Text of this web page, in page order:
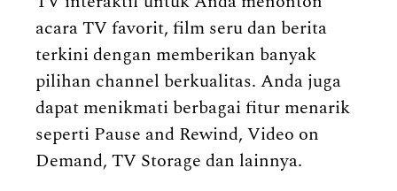
acara TV favorit, film seru dan berita
terkini dengan memberikan banyak
pilihan channel berkualitas. Anda juga
dapat menikmati berbagai fitur menarik
seperti Pause and Rewind, Video on
Demand, TV Storage dan lainnya.